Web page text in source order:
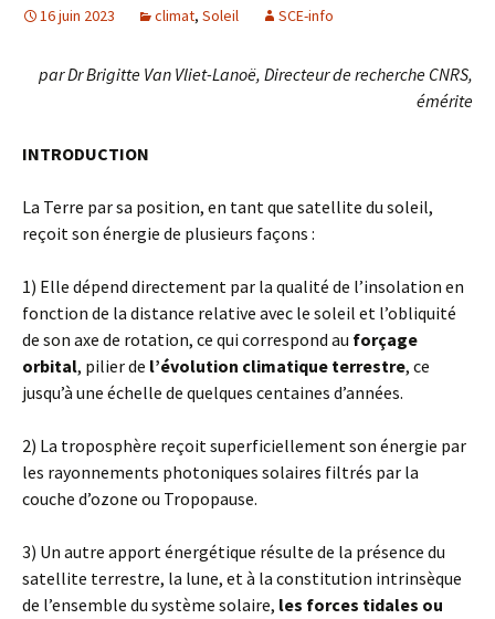
16 juin 2023 climat, Soleil SCE-info
par Dr Brigitte Van Vliet-Lanoë, Directeur de recherche CNRS,
émérite
INTRODUCTION
La Terre par sa position, en tant que satellite du soleil,
reçoit son énergie de plusieurs façons :
1) Elle dépend directement par la qualité de l’insolation en
fonction de la distance relative avec le soleil et l’obliquité
de son axe de rotation, ce qui correspond au forçage
orbital, pilier de l’évolution climatique terrestre, ce
jusqu’à une échelle de quelques centaines d’années.
2) La troposphère reçoit superficiellement son énergie par
les rayonnements photoniques solaires filtrés par la
couche d’ozone ou Tropopause.
3) Un autre apport énergétique résulte de la présence du
satellite terrestre, la lune, et à la constitution intrinsèque
de l’ensemble du système solaire, les forces tidales ou